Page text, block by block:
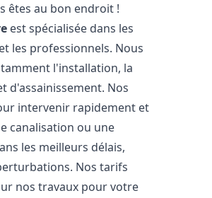
êtes au bon endroit !
est spécialisée dans les
les professionnels. Nous
l'installation, la
d'assainissement. Nos
intervenir rapidement et
canalisation ou une
les meilleurs délais,
Nos tarifs
nos travaux pour votre